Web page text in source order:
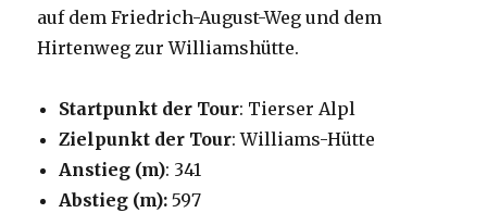
auf dem Friedrich-August-Weg und dem
Hirtenweg zur Williamshütte.
Startpunkt der Tour: Tierser Alpl
Zielpunkt der Tour: Williams-Hütte
Anstieg (m): 341
Abstieg (m): 597